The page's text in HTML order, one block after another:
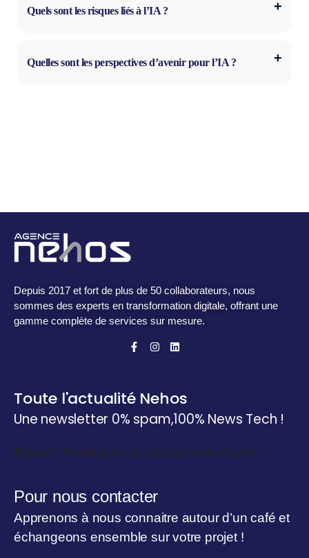
Quels sont les risques liés à l’IA ?
Quelles sont les perspectives d’avenir pour l’IA ?
Depuis 2017 et fort de plus de 50 collaborateurs, nous
sommes des experts en transformation digitale, offrant une
gamme complète de services sur mesure.
Toute l'actualité Nehos
Une newsletter 0% spam,100% News Tech !
Erreur : Formulaire de contact non trouvé !
Pour nous contacter
Apprenons à nous connaitre autour d’un café et
échangeons ensemble sur votre projet !